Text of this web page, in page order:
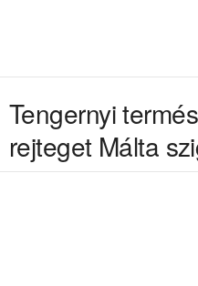
Tengernyi
rejteget Málta